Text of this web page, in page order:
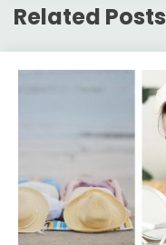
Related Posts